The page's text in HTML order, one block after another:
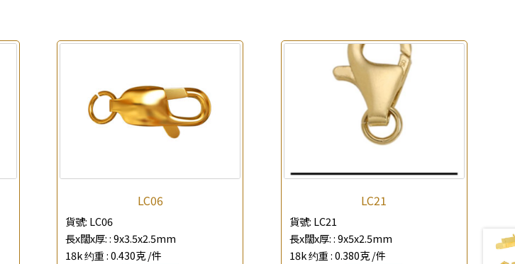
LC06
貨號: LC06
長x闊x厚: : 9x3.5x2.5mm
18k 约重 :0.430克 /件
LC21
貨號: LC21
長x闊x厚: :9x5x2.5mm
18k 约重 :0.380克 /件